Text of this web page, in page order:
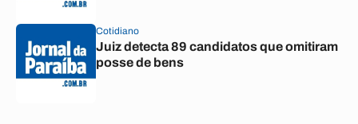
Cotidiano
Juiz detecta 89 candidatos que omitiram
posse de bens